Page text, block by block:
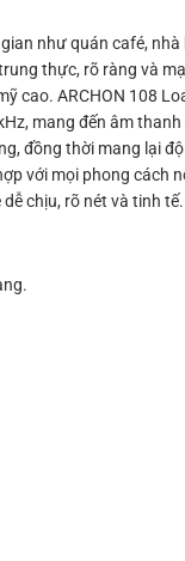
như quán café,
thực, rõ ràng và
cao. ARCHON 108
mang đến âm
đồng thời mang lại
với mọi phong cách
chịu, rõ nét và tinh tế.